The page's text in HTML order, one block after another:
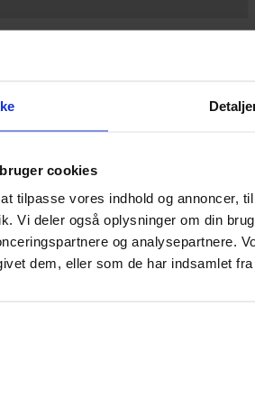
cookies
tilpasse vores indhold og annoncer,
Vi deler også oplysninger om din
og analysepartnere.
dem, eller som de har indsamlet
eller ønsker ny inspiration, så skriv til
Tønder